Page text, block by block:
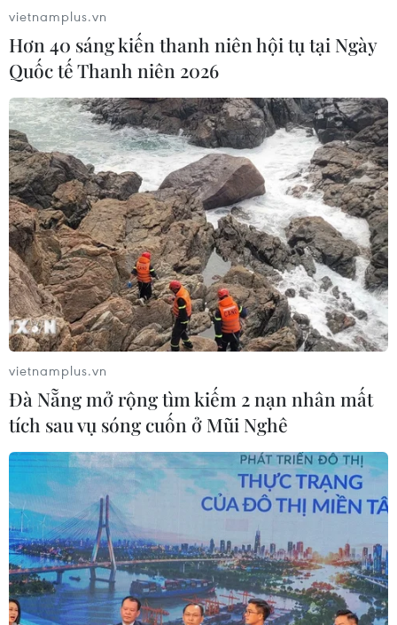
vietnamplus.vn
Hơn 40 sáng kiến thanh niên hội tụ tại Ngày
Quốc tế Thanh niên 2026
vietnamplus.vn
Đà Nẵng mở rộng tìm kiếm 2 nạn nhân mất
tích sau vụ sóng cuốn ở Mũi Nghê